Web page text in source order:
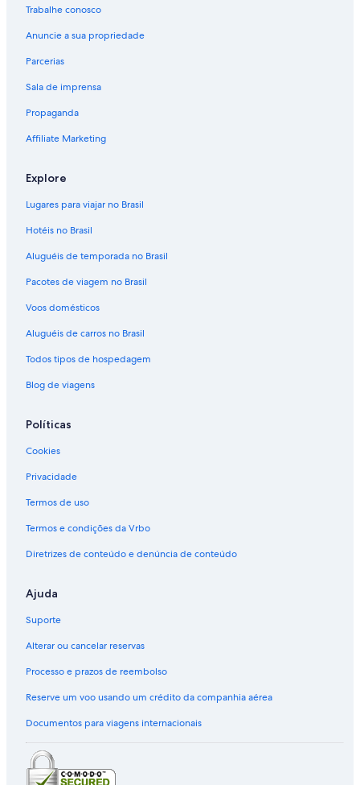
Trabalhe conosco
Anuncie a sua propriedade
Parcerias
Sala de imprensa
Propaganda
Affiliate Marketing
Explore
Lugares para viajar no Brasil
Hotéis no Brasil
Aluguéis de temporada no Brasil
Pacotes de viagem no Brasil
Voos domésticos
Aluguéis de carros no Brasil
Todos tipos de hospedagem
Blog de viagens
Políticas
Cookies
Privacidade
Termos de uso
Termos e condições da Vrbo
Diretrizes de conteúdo e denúncia de conteúdo
Ajuda
Suporte
Alterar ou cancelar reservas
Processo e prazos de reembolso
Reserve um voo usando um crédito da companhia aérea
Documentos para viagens internacionais